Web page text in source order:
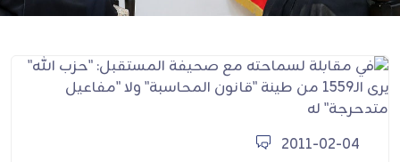
2011-02-04